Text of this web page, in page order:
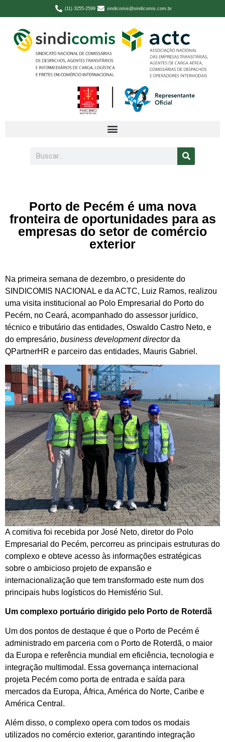
(11) 3255-2599 sindicomis@sindicomis.com.br
Porto de Pecém é uma nova
fronteira de oportunidades para as
empresas do setor de comércio
exterior
Na primeira semana de dezembro, o presidente do
SINDICOMIS NACIONAL e da ACTC, Luiz Ramos, realizou
uma visita institucional ao Polo Empresarial do Porto do
Pecém, no Ceará, acompanhado do assessor jurídico,
técnico e tributário das entidades, Oswaldo Castro Neto, e
do empresário, business development directorda
QPartnerHR e parceiro das entidades, Mauris Gabriel.
A comitiva foi recebida por José Neto, diretor do Polo
Empresarial do Pecém, percorreu as principais estruturas do
complexo e obteve acesso às informações estratégicas
sobre o ambicioso projeto de expansão e
internacionalização que tem transformado este num dos
principais hubs logísticos do Hemisfério Sul.
Um complexo portuário dirigido pelo Porto de Roterdã
Um dos pontos de destaque é que o Porto de Pecém é
administrado em parceria com o Porto de Roterdã, o maior
da Europa e referência mundial em eficiência, tecnologia e
integração multimodal. Essa governança internacional
projeta Pecém como porta de entrada e saída para
mercados da Europa, África, América do Norte, Caribe e
América Central.
Além disso, o complexo opera com todos os modais
utilizados no comércio exterior, garantindo integração